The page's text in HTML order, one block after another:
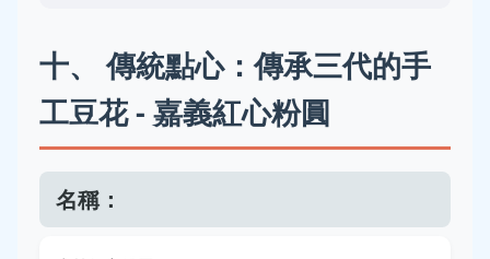
十、 傳統點心：傳承三代的手
工豆花 - 嘉義紅心粉圓
名稱：